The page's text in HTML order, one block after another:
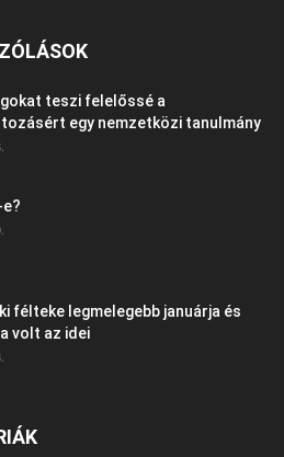
teszi felelőssé a
egy nemzetközi tanulmány
félteke legmelegebb januárja és
volt az idei